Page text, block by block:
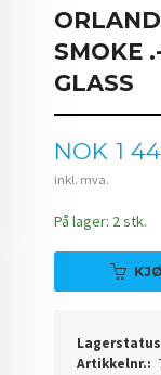
SMOKE
GLASS
Pris
NOK 1
inkl. mva.
På lager: 2 stk.
Artikkelnr.: